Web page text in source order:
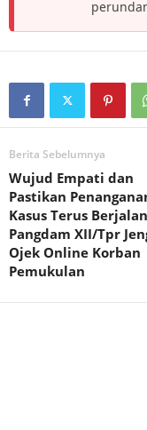
Berita Sebelumnya
Wujud Empati dan
Pastikan
Kasus Terus
Pangdam XII/Tpr
Ojek Online Korban
Pemukulan